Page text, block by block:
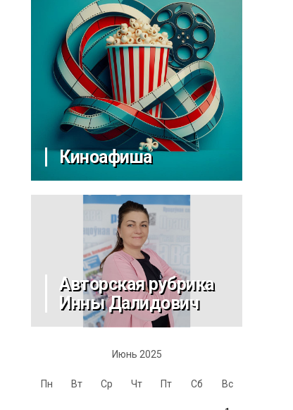
Киноафиша
Авторская рубрика
Инны Далидович
Июнь 2025
Пн Вт Ср Чт Пт Сб Вс